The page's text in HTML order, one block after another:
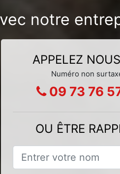
notre
APPELEZ
Numéro non
09 73 76
OU ÊTRE